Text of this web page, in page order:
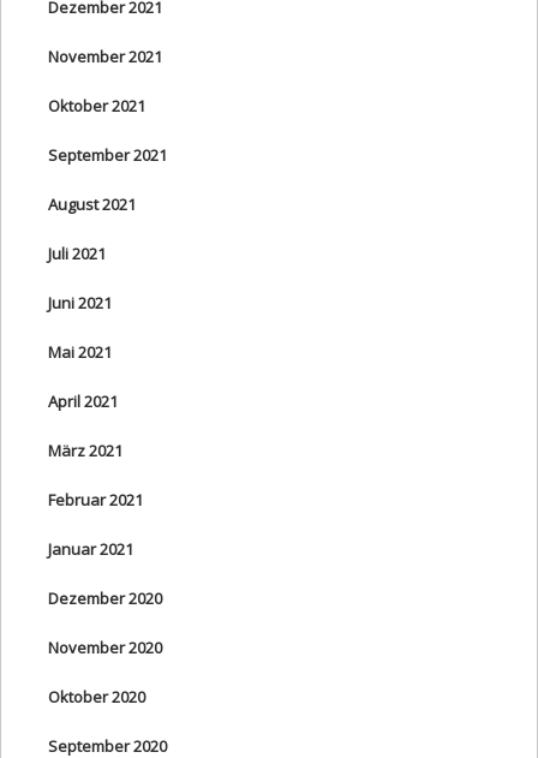
Dezember 2021
November 2021
Oktober 2021
September 2021
August 2021
Juli 2021
Juni 2021
Mai 2021
April 2021
März 2021
Februar 2021
Januar 2021
Dezember 2020
November 2020
Oktober 2020
September 2020